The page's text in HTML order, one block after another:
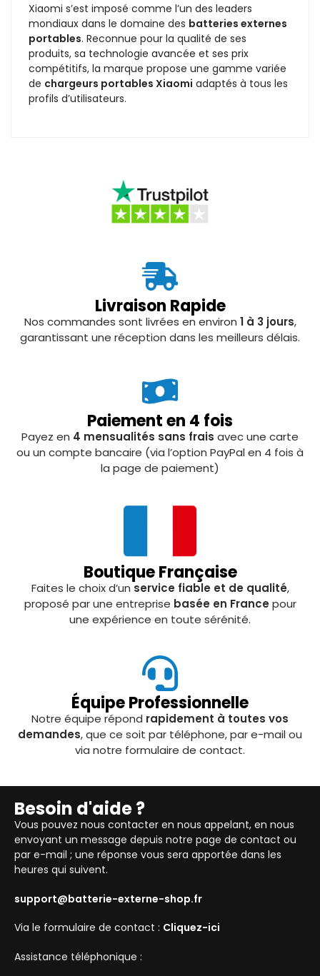
Xiaomi s’est imposé comme l’un des leaders
mondiaux dans le domaine des batteries externes
portables. Reconnue pour la qualité de ses
produits, sa technologie avancée et ses prix
compétitifs, la marque propose une gamme variée
de chargeurs portables Xiaomi adaptés à tous les
profils d’utilisateurs.
Livraison Rapide
Nos commandes sont livrées en environ 1 à 3 jours,
garantissant une réception dans les meilleurs délais.
Paiement en 4 fois
Payez en 4 mensualités sans frais avec une carte
ou un compte bancaire (via l’option PayPal en 4 fois à
la page de paiement)
Boutique Française
Faites le choix d’un service fiable et de qualité,
proposé par une entreprise basée en Francepour
une expérience en toute sérénité.
Équipe Professionnelle
Notre équipe répond rapidement à toutes vos
demandes, que ce soit par téléphone, par e-mail ou
via notre formulaire de contact.
Besoin d'aide ?
Vous pouvez nous contacter en nous appelant, en nous
envoyant un message depuis notre page de contact ou
par e-mail ; une réponse vous sera apportée dans les
heures qui suivent.
support@batterie-externe-shop.fr
Via le formulaire de contact : Cliquez-ici
Assistance téléphonique :